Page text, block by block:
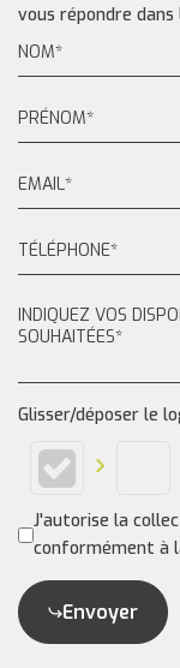
vous répondre
Glisser/déposer le
J'autorise la
conformément à
Envoyer